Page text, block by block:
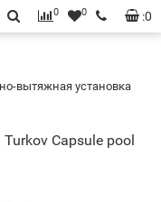
:0
0 0
вытяжная установка
Capsule pool